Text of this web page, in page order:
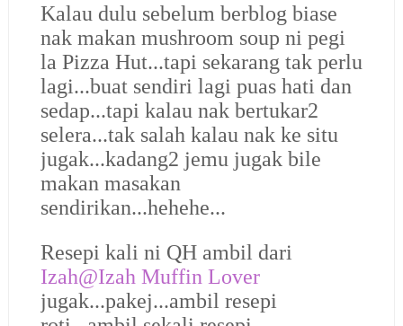
Kalau dulu sebelum berblog biase
nak makan mushroom soup ni pegi
la Pizza Hut...tapi sekarang tak perlu
lagi...buat sendiri lagi puas hati dan
sedap...tapi kalau nak bertukar2
selera...tak salah kalau nak ke situ
jugak...kadang2 jemu jugak bile
makan masakan
sendirikan...hehehe...
Resepi kali ni QH ambil dari
Izah@Izah Muffin Lover
jugak...pakej...ambil resepi